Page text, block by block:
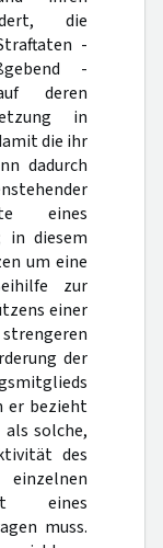
die
-
-
deren
in
die ihr
dadurch
eines
in diesem
um eine
zur
einer
der
er bezieht
solche,
des
eines
muss.